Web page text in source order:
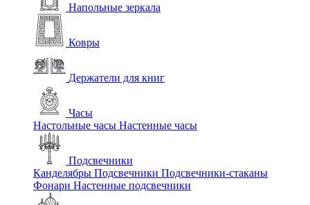
Напольные зеркала
Ковры
Держатели для книг
Часы
Настольные часы Настенные часы
Подсвечники
Канделябры Подсвечники Подсвечники-стаканы
Фонари Настенные подсвечники